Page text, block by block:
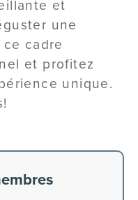
et
une
cadre
et profitez
unique.